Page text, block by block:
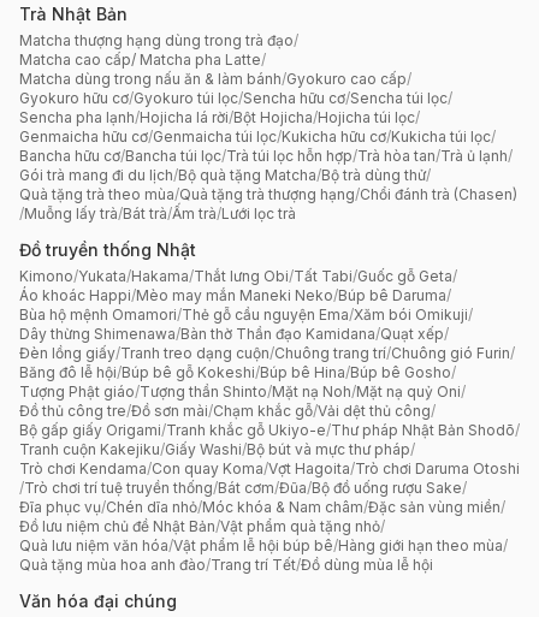
Trà Nhật Bản
Matcha thượng hạng dùng trong trà đạo/
Matcha cao cấp/ Matcha pha Latte/
Matcha dùng trong nấu ăn & làm bánh/Gyokuro cao cấp/
Gyokuro hữu cơ/Gyokuro túi lọc/Sencha hữu cơ/Sencha túi lọc/
Sencha pha lạnh/Hojicha lá rời/Bột Hojicha/Hojicha túi lọc/
Genmaicha hữu cơ/Genmaicha túi lọc/Kukicha hữu cơ/Kukicha túi lọc/
Bancha hữu cơ/Bancha túi lọc/Trà túi lọc hỗn hợp/Trà hòa tan/Trà ủ lạnh/
Gói trà mang đi du lịch/Bộ quà tặng Matcha/Bộ trà dùng thử/
Quà tặng trà theo mùa/Quà tặng trà thượng hạng/Chổi đánh trà (Chasen)
/Muỗng lấy trà/Bát trà/Ấm trà/Lưới lọc trà
Đồ truyền thống Nhật
Kimono/Yukata/Hakama/Thắt lưng Obi/Tất Tabi/Guốc gỗ Geta/
Áo khoác Happi/Mèo may mắn Maneki Neko/Búp bê Daruma/
Bùa hộ mệnh Omamori/Thẻ gỗ cầu nguyện Ema/Xăm bói Omikuji/
Dây thừng Shimenawa/Bàn thờ Thần đạo Kamidana/Quạt xếp/
Đèn lồng giấy/Tranh treo dạng cuộn/Chuông trang trí/Chuông gió Furin/
Băng đô lễ hội/Búp bê gỗ Kokeshi/Búp bê Hina/Búp bê Gosho/
Tượng Phật giáo/Tượng thần Shinto/Mặt nạ Noh/Mặt nạ quỷ Oni/
Đồ thủ công tre/Đồ sơn mài/Chạm khắc gỗ/Vải dệt thủ công/
Bộ gấp giấy Origami/Tranh khắc gỗ Ukiyo-e/Thư pháp Nhật Bản Shodō/
Tranh cuộn Kakejiku/Giấy Washi/Bộ bút và mực thư pháp/
Trò chơi Kendama/Con quay Koma/Vợt Hagoita/Trò chơi Daruma Otoshi
/Trò chơi trí tuệ truyền thống/Bát cơm/Đũa/Bộ đồ uống rượu Sake/
Đĩa phục vụ/Chén dĩa nhỏ/Móc khóa & Nam châm/Đặc sản vùng miền/
Đồ lưu niệm chủ đề Nhật Bản/Vật phẩm quà tặng nhỏ/
Quà lưu niệm văn hóa/Vật phẩm lễ hội búp bê/Hàng giới hạn theo mùa/
Quà tặng mùa hoa anh đào/Trang trí Tết/Đồ dùng mùa lễ hội
Văn hóa đại chúng